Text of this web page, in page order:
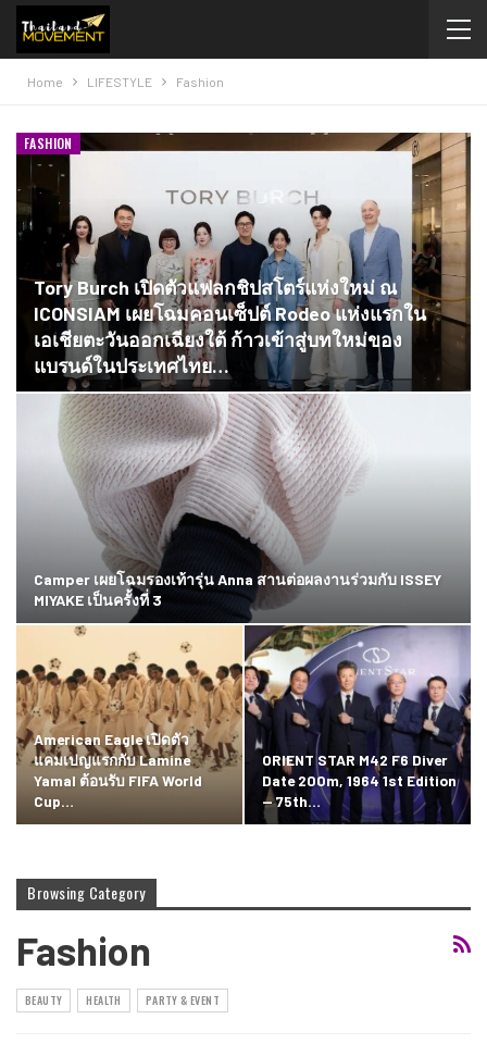
Home LIFESTYLE Fashion
FASHION
Tory Burch เปิดตัวแฟลกชิปสโตร์แห่งใหม่ ณ
ICONSIAM เผยโฉมคอนเซ็ปต์ Rodeo แห่งแรกใน
เอเชียตะวันออกเฉียงใต้ ก้าวเข้าสู่บทใหม่ของ
แบรนด์ในประเทศไทย…
Camper เผยโฉมรองเท้ารุ่น Anna สานต่อผลงานร่วมกับ ISSEY
MIYAKE เป็นครั้งที่ 3
American Eagle เปิดตัว
แคมเปญแรกกับ Lamine
Yamal ต้อนรับ FIFA World
Cup…
ORIENT STAR M42 F6 Diver
Date 200m, 1964 1st Edition
— 75th…
Browsing Category
Fashion
BEAUTY HEALTH PARTY & EVENT